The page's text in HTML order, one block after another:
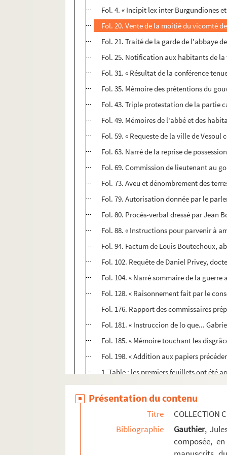
Fol. 4. « Incipit lex inter Burgundiones
Fol. 20. Vente de la moitié du vicomté
Fol. 21. Traité de la garde de l'abbaye
Fol. 25. Notification aux habitants de
Fol. 31. « Résultat de la conférence
Fol. 35. Mémoire des prétentions du
Fol. 43. Triple protestation de la partie
Fol. 49. Mémoires de l'abbé et des
Fol. 59. « Requeste de la ville de
Fol. 63. Narré de la reprise de
Fol. 69. Commission de lieutenant au
Fol. 73. Aveu et dénombrement des
Fol. 79. Autorisation donnée par le
Fol. 80. Procès-verbal dressé par Jean
Fol. 88. « Instructions pour parvenir à
Fol. 94. Factum de Louis Boutechoux,
Fol. 102. Requête de Daniel Privey,
Fol. 104. « Narré sommaire de la
Fol. 128. « Raisonnement fait par le
Fol. 176. Rapport des commissaires
Fol. 181. « Instruccion de lo que...
Fol. 185. « Mémoire touchant les
Fol. 198. « Addition aux papiers
1. Table ; les premiers feuillets ont été
4. « Incipit lex inter Burgundiones et
20. Vente de la moitié du vicomté de
21. Traité de la garde de l'abbaye de
25. Notification aux habitants de la
31. « Résultat de la conférence tenue
Présentation du contenu
Titre
COLLECTION
Bibliographie
Gauthier,
composée,